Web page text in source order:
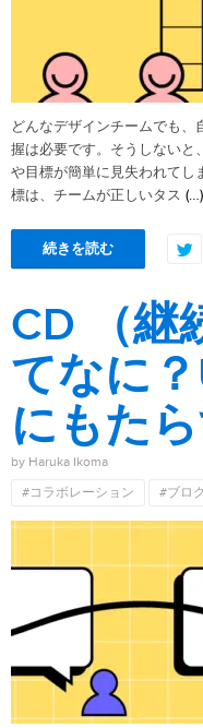
どんなデザインチームでも
握は必要です。そうしないと
や目標が簡単に見失われてし
標は、チームが正しいタス (…)
続きを読む
CD （継
てなに
にもた
by Haruka Ikoma
#コラボレーション
#ブロ